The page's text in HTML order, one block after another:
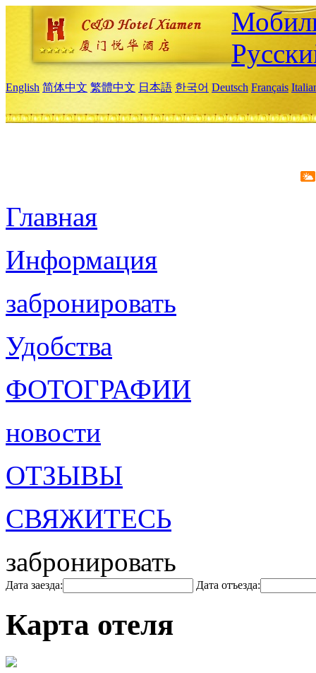
English 简体中文 繁體中文 日本語 한국어 Deutsch Français
Главная
Информация
забронировать
Удобства
ФОТОГРАФИИ
новости
ОТЗЫВЫ
СВЯЖИТЕСЬ
забронировать
Дата заезда: Дата отъезда:
Карта отеля